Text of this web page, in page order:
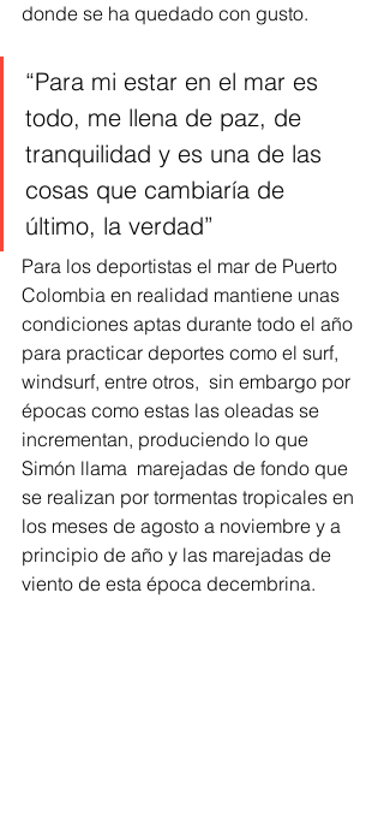
donde se ha quedado con gusto.
“Para mi estar en el mar es
todo, me llena de paz, de
tranquilidad y es una de las
cosas que cambiaría de
último, la verdad”
Para los deportistas el mar de Puerto
Colombia en realidad mantiene unas
condiciones aptas durante todo el año
para practicar deportes como el surf,
windsurf, entre otros,  sin embargo por
épocas como estas las oleadas se
incrementan, produciendo lo que
Simón llama  marejadas de fondo que
se realizan por tormentas tropicales en
los meses de agosto a noviembre y a
principio de año y las marejadas de
viento de esta época decembrina.